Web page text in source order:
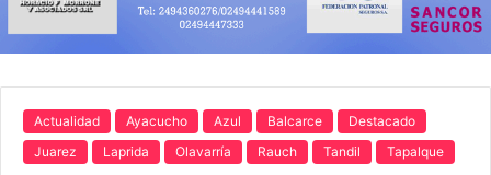
Actualidad Ayacucho Azul Balcarce
Destacado
Juarez
Laprida Olavarría Rauch Tandil Tapalque